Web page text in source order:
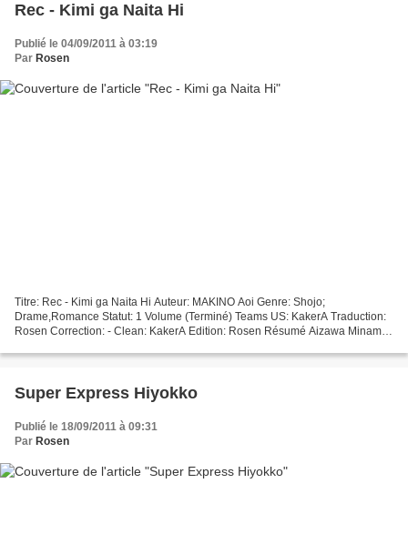
Rec - Kimi ga Naita Hi
Publié le 04/09/2011 à 03:19
Par Rosen
Titre: Rec - Kimi ga Naita Hi Auteur: MAKINO Aoi Genre: Shojo;
Drame,Romance Statut: 1 Volume (Terminé) Teams US: KakerA Traduction:
Rosen Correction: - Clean: KakerA Edition: Rosen Résumé Aizawa Minami
Super Express Hiyokko
Publié le 18/09/2011 à 09:31
Par Rosen